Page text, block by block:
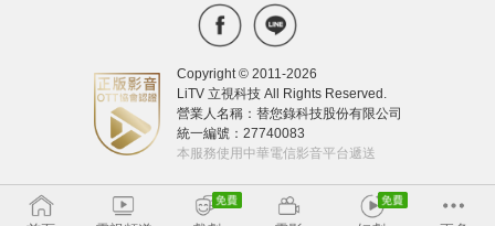
Copyright © 2011-2026
LiTV 立視科技 All Rights Reserved.
營業人名稱：替您錄科技股份有限公司
統一編號：27740083
本服務使用中華電信影音平台遞送